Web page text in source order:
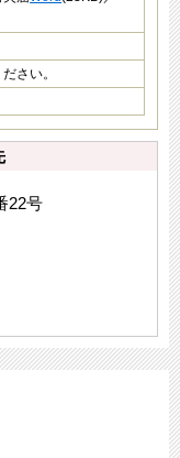
さい。
22号